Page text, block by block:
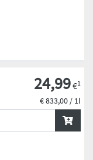
24,99€1
€ 833,00 / 1l